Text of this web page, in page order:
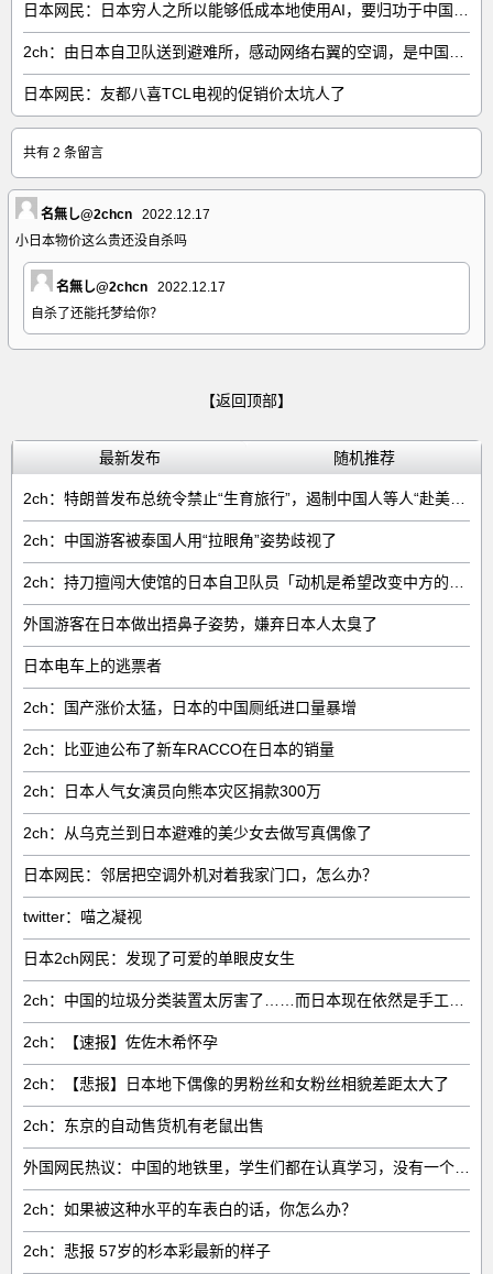
日本网民：友都八喜TCL电视的促销价太坑人了
共有 2 条留言
名無し@2chcn
2022.12.17
小日本物价这么贵还没自杀吗
名無し@2chcn
2022.12.17
自杀了还能托梦给你？
【返回顶部】
最新发布 随机推荐
2ch：中国游客被泰国人用“拉眼角”姿势歧视了
外国游客在日本做出捂鼻子姿势，嫌弃日本人太臭了
日本电车上的逃票者
2ch：国产涨价太猛，日本的中国厕纸进口量暴增
2ch：比亚迪公布了新车RACCO在日本的销量
2ch：日本人气女演员向熊本灾区捐款300万
2ch：从乌克兰到日本避难的美少女去做写真偶像了
日本网民：邻居把空调外机对着我家门口，怎么办？
twitter：喵之凝视
日本2ch网民：发现了可爱的单眼皮女生
2ch：【速报】佐佐木希怀孕
2ch：【悲报】日本地下偶像的男粉丝和女粉丝相貌差距太大了
2ch：东京的自动售货机有老鼠出售
2ch：如果被这种水平的车表白的话，你怎么办？
2ch：悲报 57岁的杉本彩最新的样子